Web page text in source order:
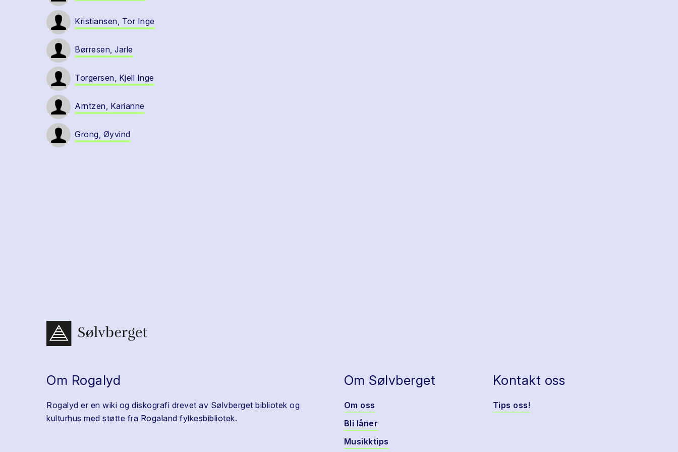
Kristiansen, Tor Inge
Børresen, Jarle
Torgersen, Kjell Inge
Arntzen, Karianne
Grong, Øyvind
Om Rogalyd
Rogalyd er en wiki og diskografi drevet av Sølvberget bibliotek og
kulturhus med støtte fra Rogaland fylkesbibliotek.
Om Sølvberget
Om oss
Bli låner
Musikktips
Kontakt oss
Tips oss!